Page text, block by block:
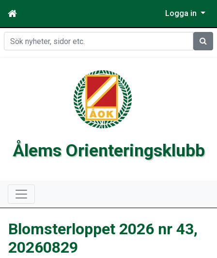
Logga in
Sök
Ålems Orienteringsklubb
Blomsterloppet 2026 nr 43,
20260829